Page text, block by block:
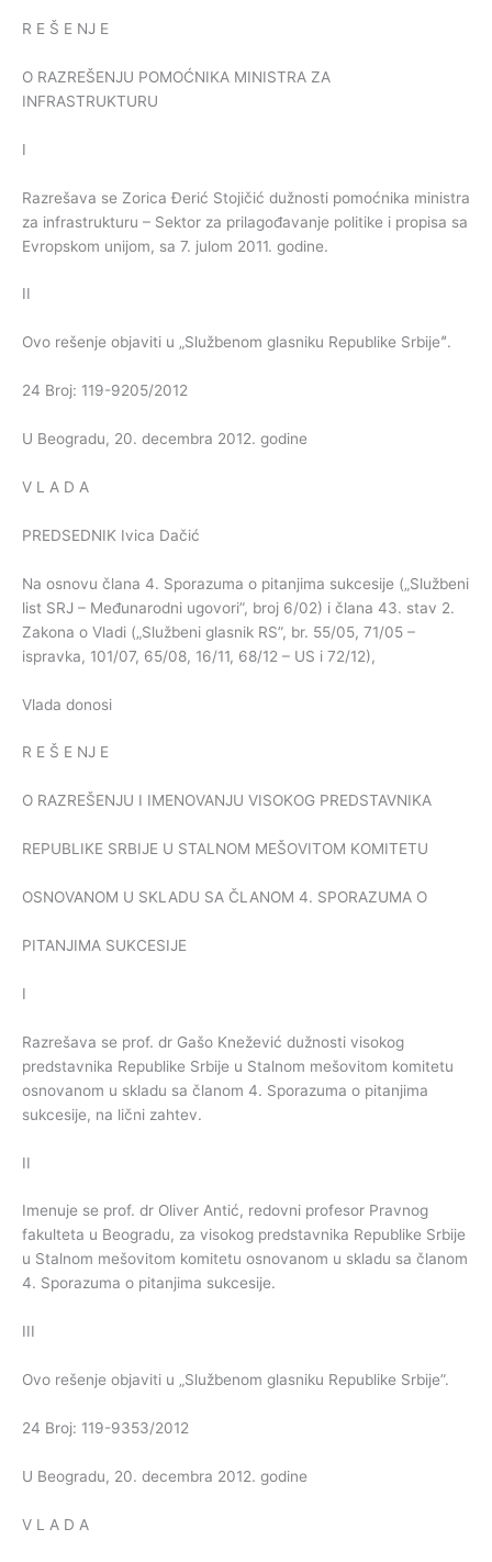
R E Š E NJ E
O RAZREŠENJU POMOĆNIKA MINISTRA ZA
INFRASTRUKTURU
I
Razrešava se Zorica Đerić Stojičić dužnosti pomoćnika ministra
za infrastrukturu – Sektor za prilagođavanje politike i propisa sa
Evropskom unijom, sa 7. julom 2011. godine.
II
Ovo rešenje objaviti u „Službenom glasniku Republike Srbijeˮ.
24 Broj: 119-9205/2012
U Beogradu, 20. decembra 2012. godine
V L A D A
PREDSEDNIK Ivica Dačić
Na osnovu člana 4. Sporazuma o pitanjima sukcesije („Službeni
list SRJ – Međunarodni ugovori”, broj 6/02) i člana 43. stav 2.
Zakona o Vladi („Službeni glasnik RS”, br. 55/05, 71/05 –
ispravka, 101/07, 65/08, 16/11, 68/12 – US i 72/12),
Vlada donosi
R E Š E NJ E
O RAZREŠENJU I IMENOVANJU VISOKOG PREDSTAVNIKA
REPUBLIKE SRBIJE U STALNOM MEŠOVITOM KOMITETU
OSNOVANOM U SKLADU SA ČLANOM 4. SPORAZUMA O
PITANJIMA SUKCESIJE
I
Razrešava se prof. dr Gašo Knežević dužnosti visokog
predstavnika Republike Srbije u Stalnom mešovitom komitetu
osnovanom u skladu sa članom 4. Sporazuma o pitanjima
sukcesije, na lični zahtev.
II
Imenuje se prof. dr Oliver Antić, redovni profesor Pravnog
fakulteta u Beogradu, za visokog predstavnika Republike Srbije
u Stalnom mešovitom komitetu osnovanom u skladu sa članom
4. Sporazuma o pitanjima sukcesije.
III
Ovo rešenje objaviti u „Službenom glasniku Republike Srbije”.
24 Broj: 119-9353/2012
U Beogradu, 20. decembra 2012. godine
V L A D A